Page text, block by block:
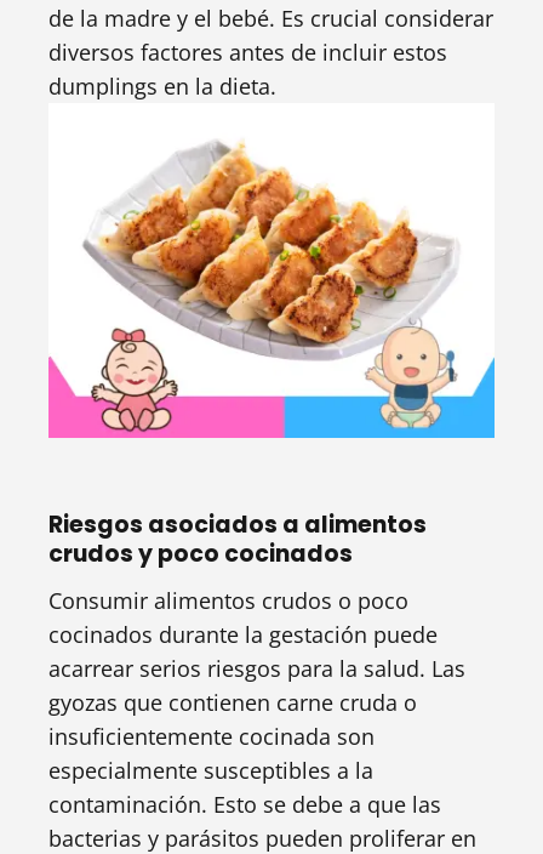
de la madre y el bebé. Es crucial considerar
diversos factores antes de incluir estos
dumplings en la dieta.
Riesgos asociados a alimentos
crudos y poco cocinados
Consumir alimentos crudos o poco
cocinados durante la gestación puede
acarrear serios riesgos para la salud. Las
gyozas que contienen carne cruda o
insuficientemente cocinada son
especialmente susceptibles a la
contaminación. Esto se debe a que las
bacterias y parásitos pueden proliferar en